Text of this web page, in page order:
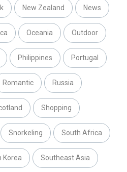
New Zealand News
Oceania Outdoor
Philippines Portugal
Romantic Russia
Shopping
Snorkeling South Africa
Korea Southeast Asia